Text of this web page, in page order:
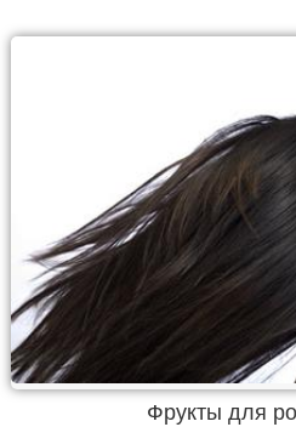
Фрукты для